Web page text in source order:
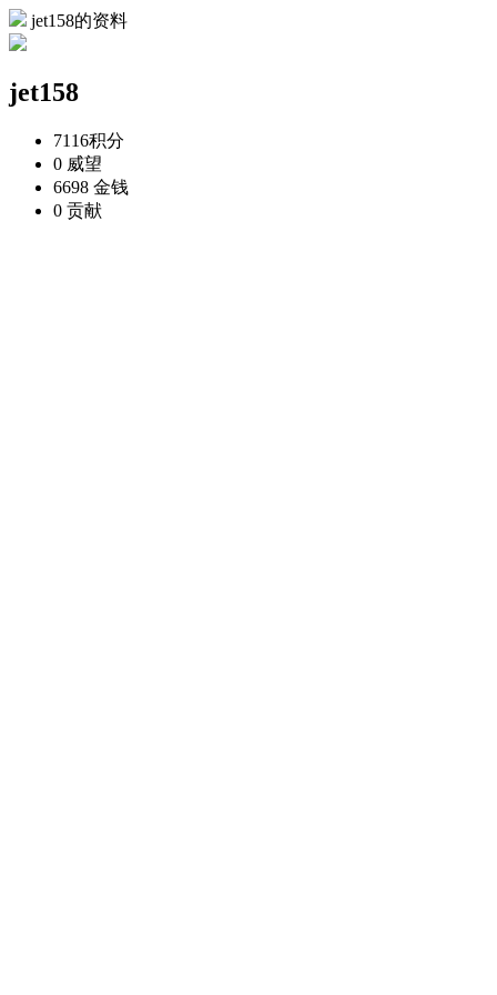
jet158的资料
jet158
7116积分
0 威望
6698 金钱
0 贡献